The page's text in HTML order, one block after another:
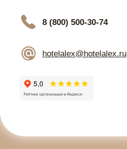
8 (800) 500-30-74
hotelalex@hotelalex.ru